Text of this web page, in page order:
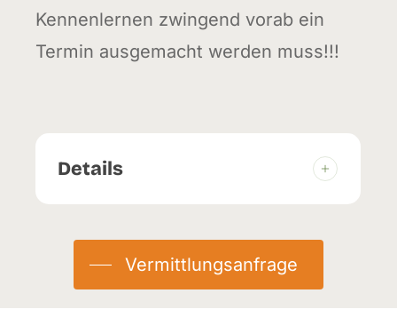
Kennenlernen zwingend vorab ein
Termin ausgemacht werden muss!!!
Details
Eingetroffen:
Vermittlungsanfrage